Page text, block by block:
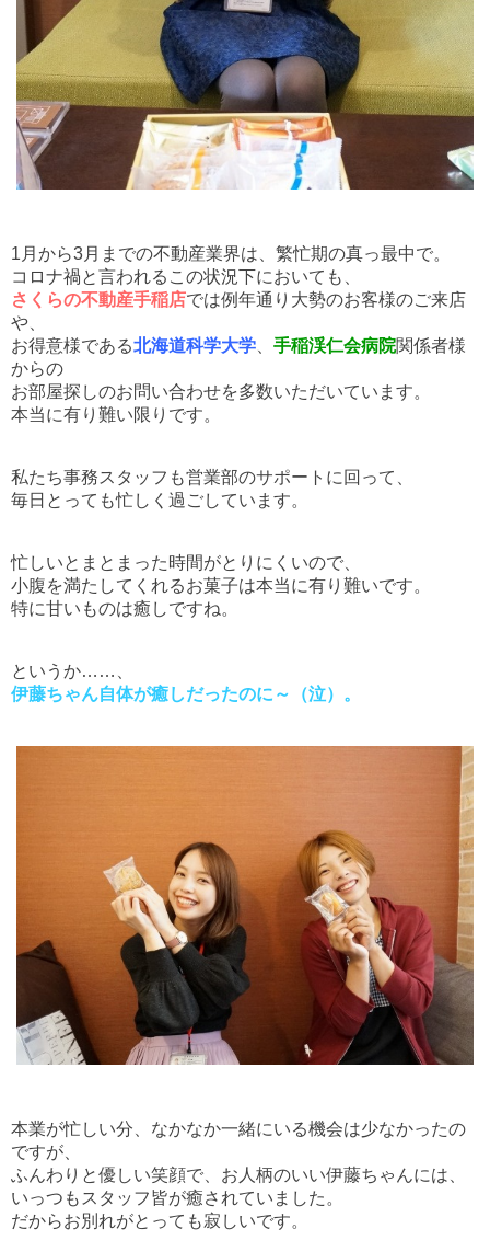
1月から3月までの不動産業界は、繁忙期の真っ最中で。
コロナ禍と言われるこの状況下においても、
さくらの不動産手稲店では例年通り大勢のお客様のご来店
や、
お得意様である北海道科学大学 手稲渓仁会病院関係者様
からの
お部屋探しのお問い合わせを多数いただいています。
本当に有り難い限りです。
私たち事務スタッフも営業部のサポートに回って、
毎日とっても忙しく過ごしています。
忙しいとまとまった時間がとりにくいので、
小腹を満たしてくれるお菓子は本当に有り難いです。
特に甘いものは癒しですね。
というか……、
伊藤ちゃん自体が癒しだったのに～（泣）。
本業が忙しい分、なかなか一緒にいる機会は少なかったの
ですが、
ふんわりと優しい笑顔で、お人柄のいい伊藤ちゃんには、
いっつもスタッフ皆が癒されていました。
だからお別れがとっても寂しいです。